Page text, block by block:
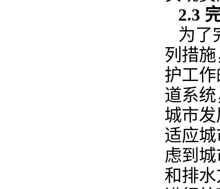
2.3
为了
列措
护工
道系
城市
适应
虑到
和排